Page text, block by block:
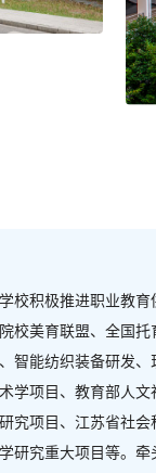
校积极推进职业教
校美育联盟、全国
智能纺织装备研发
学项目、教育部人
究项目、江苏省社
研究重大项目等。